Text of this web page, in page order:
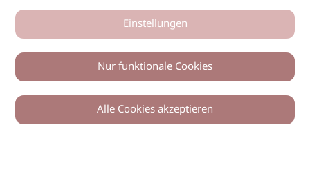
0
Einstellungen
Nur funktionale Cookies
Alle Cookies akzeptieren